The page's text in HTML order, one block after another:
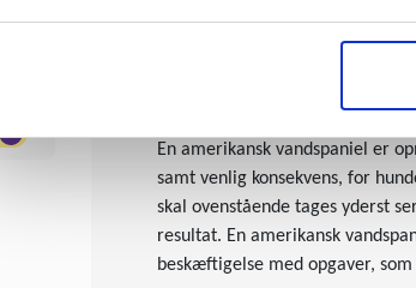
det. Fanerne på ben og hale er
meget pleje, og derfor er
En amerikansk vandspaniel er
samt venlig konsekvens, for
skal ovenstående tages yderst
resultat. En amerikansk
beskæftigelse med opgaver,